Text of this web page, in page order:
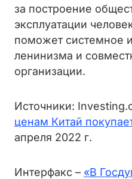
за построение
эксплуатации
поможет системное
ленинизма и
организации.
Источники:
ценам Китай
апреля 2022 г.
Интерфакс – «В